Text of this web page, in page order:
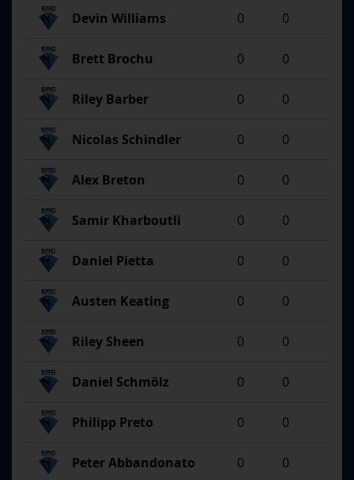
Devin Williams 0 0
Brett Brochu 0 0
Riley Barber 0 0
Nicolas Schindler 0 0
Alex Breton 0 0
Samir Kharboutli 0 0
Daniel Pietta 0 0
Austen Keating 0 0
Riley Sheen 0 0
Daniel Schmölz 0 0
Philipp Preto 0 0
Peter Abbandonato 0 0